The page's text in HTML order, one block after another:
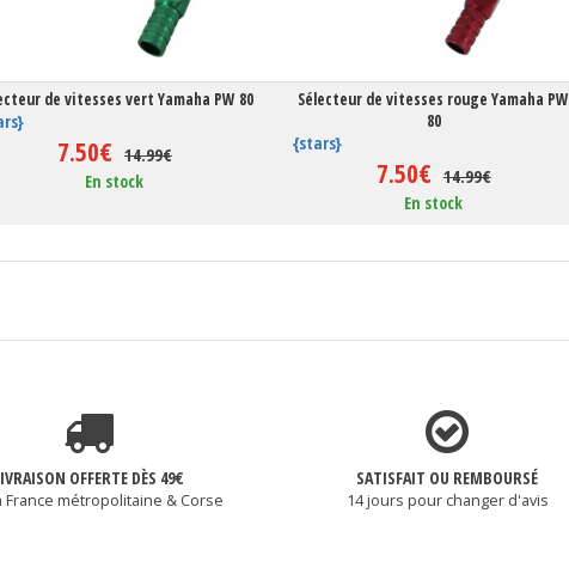
de vitesses vert Yamaha PW 80
7.50€ 14.99€
En stock
Sélecteur de vitesses rouge Yamaha PW
80
{stars}
7.50€ 14.99€
En stock
OFFERTE DÈS 49€
France métropolitaine & Corse
SATISFAIT OU REMBOURSÉ
14 jours pour changer d'avis